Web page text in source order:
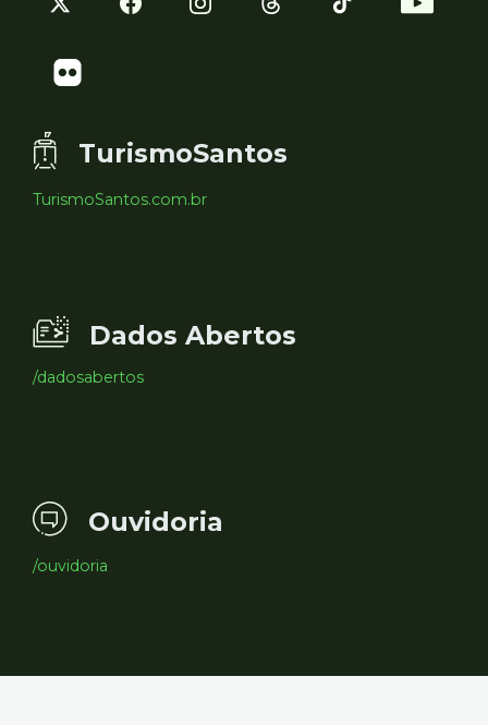
TurismoSantos
TurismoSantos.com.br
Dados Abertos
/dadosabertos
Ouvidoria
/ouvidoria